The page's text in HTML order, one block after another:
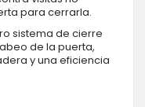
para cerrarla.
sistema de cierre
de la puerta,
y una eficiencia